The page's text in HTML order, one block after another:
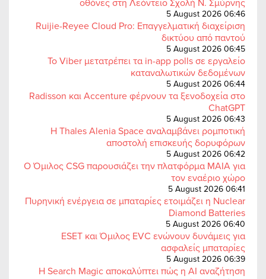
5 August 2026 06:46
Ruijie-Reyee Cloud Pro: Επαγγελματική διαχείριση
δικτύου από παντού
5 August 2026 06:45
Το Viber μετατρέπει τα in-app polls σε εργαλείο
καταναλωτικών δεδομένων
5 August 2026 06:44
Radisson και Accenture φέρνουν τα ξενοδοχεία στο
ChatGPT
5 August 2026 06:43
Η Thales Alenia Space αναλαμβάνει ρομποτική
αποστολή επισκευής δορυφόρων
5 August 2026 06:42
Ο Όμιλος CSG παρουσιάζει την πλατφόρμα MAIA για
τον εναέριο χώρο
5 August 2026 06:41
Πυρηνική ενέργεια σε μπαταρίες ετοιμάζει η Nuclear
Diamond Batteries
5 August 2026 06:40
ESET και Όμιλος EVC ενώνουν δυνάμεις για
ασφαλείς μπαταρίες
5 August 2026 06:39
Η Search Magic αποκαλύπτει πώς η AI αναζήτηση